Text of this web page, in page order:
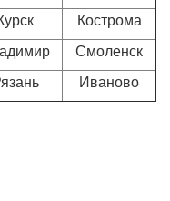
Кострома
Смоленск
Иваново